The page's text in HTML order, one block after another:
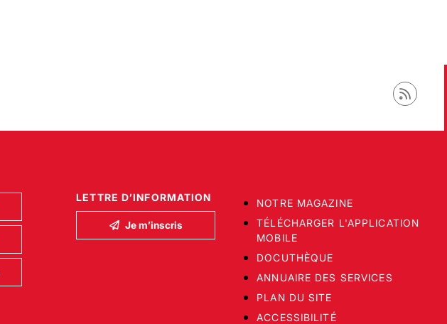
LETTRE D’INFORMATION
Je m’inscris
NOTRE MAGAZINE
TÉLÉCHARGER L'APPLICATION
MOBILE
DOCUTHÈQUE
ANNUAIRE DES SERVICES
PLAN DU SITE
ACCESSIBILITÉ